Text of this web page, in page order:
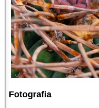
Fotografia